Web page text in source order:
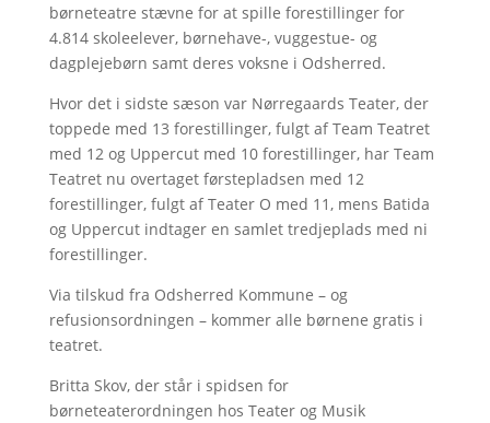
børneteatre stævne for at spille forestillinger for
4.814 skoleelever, børnehave-, vuggestue- og
dagplejebørn samt deres voksne i Odsherred.
Hvor det i sidste sæson var Nørregaards Teater, der
toppede med 13 forestillinger, fulgt af Team Teatret
med 12 og Uppercut med 10 forestillinger, har Team
Teatret nu overtaget førstepladsen med 12
forestillinger, fulgt af Teater O med 11, mens Batida
og Uppercut indtager en samlet tredjeplads med ni
forestillinger.
Via tilskud fra Odsherred Kommune – og
refusionsordningen – kommer alle børnene gratis i
teatret.
Britta Skov, der står i spidsen for
børneteaterordningen hos Teater og Musik